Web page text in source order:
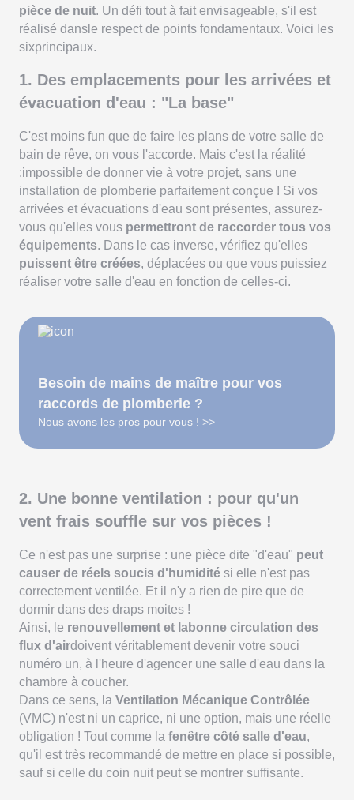
pièce de nuit. Un défi tout à fait envisageable, s'il est
réalisé dansle respect de points fondamentaux. Voici les
sixprincipaux.
1. Des emplacements pour les arrivées et
évacuation d'eau : "La base"
C'est moins fun que de faire les plans de votre salle de
bain de rêve, on vous l'accorde. Mais c'est la réalité
:impossible de donner vie à votre projet, sans une
installation de plomberie parfaitement conçue ! Si vos
arrivées et évacuations d'eau sont présentes, assurez-
vous qu'elles vous permettront de raccorder tous vos
équipements. Dans le cas inverse, vérifiez qu'elles
puissent être créées, déplacées ou que vous puissiez
réaliser votre salle d'eau en fonction de celles-ci.
Besoin de mains de maître pour vos
raccords de plomberie ?
Nous avons les pros pour vous ! >>
2. Une bonne ventilation : pour qu'un
vent frais souffle sur vos pièces !
Ce n'est pas une surprise : une pièce dite "d'eau" peut
causer de réels soucis d'humidité si elle n'est pas
correctement ventilée. Et il n'y a rien de pire que de
dormir dans des draps moites !
Ainsi, le renouvellement et labonne circulation des
flux d'airdoivent véritablement devenir votre souci
numéro un, à l'heure d'agencer une salle d'eau dans la
chambre à coucher.
Dans ce sens, la Ventilation Mécanique Contrôlée
(VMC) n'est ni un caprice, ni une option, mais une réelle
obligation ! Tout comme la fenêtre côté salle d'eau,
qu'il est très recommandé de mettre en place si possible,
sauf si celle du coin nuit peut se montrer suffisante.